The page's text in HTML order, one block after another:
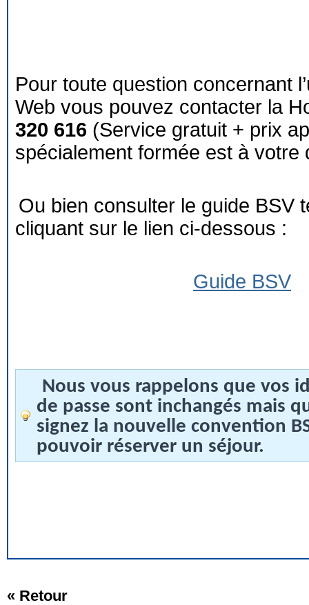
Pour toute question concernant
Web vous pouvez contacter la
320 616 (Service gratuit + prix
spécialement formée est à votre
Ou bien consulter le guide BSV
cliquant sur le lien ci-dessous :
Guide BSV
Nous vous rappelons que vos
de passe sont inchangés mais
signez la nouvelle convention
pouvoir réserver un séjour.
« Retour